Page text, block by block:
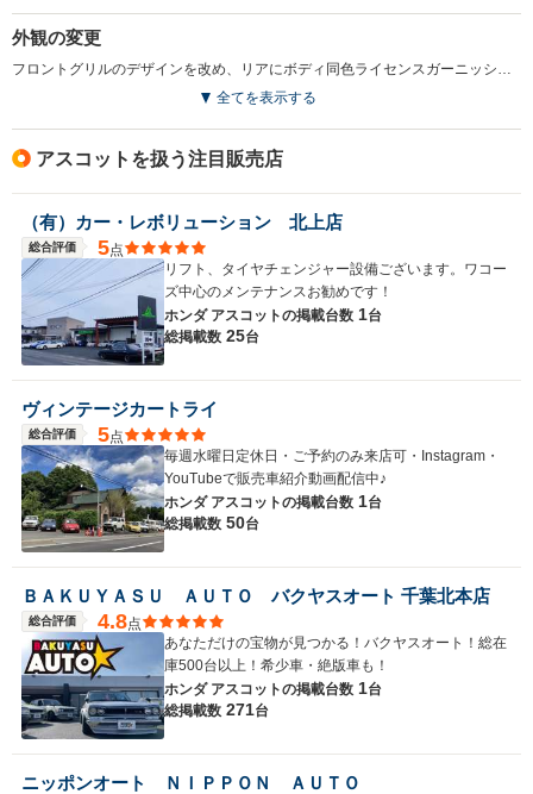
外観の変更
全てを表示する
アスコットを扱う注目販売店
（有）カー・レボリューション 北上店
総合評価 5点
リフト、タイヤチェンジャー設備ございます。ワコー
ズ中心のメンテナンスお勧めです！
ホンダ アスコットの掲載台数 1台
総掲載数 25台
ヴィンテージカートライ
総合評価 5点
毎週水曜日定休日・ご予約のみ来店可・Instagram・
YouTubeで販売車紹介動画配信中♪
ホンダ アスコットの掲載台数 1台
総掲載数 50台
ＢＡＫＵＹＡＳＵ ＡＵＴＯ バクヤスオート 千葉北本店
総合評価 4.8点
あなただけの宝物が見つかる！バクヤスオート！総在
庫500台以上！希少車・絶版車も！
ホンダ アスコットの掲載台数 1台
総掲載数 271台
ニッポンオート ＮＩＰＰＯＮ ＡＵＴＯ